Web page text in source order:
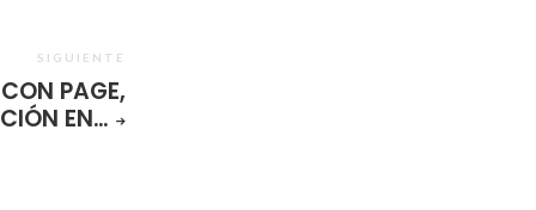
SIGUIENTE
PAGE,
EN…